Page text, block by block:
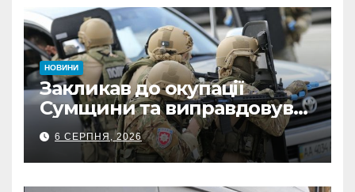
НОВИНИ
Закликав до окупації
Сумщини та виправдовував
обстріли: СБУ викрила
прокремлівського агітатора
з Охтирки
6 СЕРПНЯ, 2026